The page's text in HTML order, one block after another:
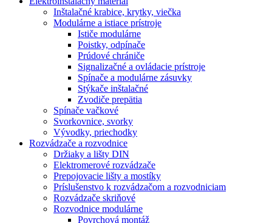
Inštalačné krabice, krytky, viečka
Modulárne a istiace prístroje
Ističe modulárne
Poistky, odpínače
Prúdové chrániče
Signalizačné a ovládacie prístroje
Spínače a modulárne zásuvky
Stýkače inštalačné
Zvodiče prepätia
Spínače vačkové
Svorkovnice, svorky
Vývodky, priechodky
Rozvádzače a rozvodnice
Držiaky a lišty DIN
Elektromerové rozvádzače
Prepojovacie lišty a mostíky
Príslušenstvo k rozvádzačom a rozvodniciam
Rozvádzače skriňové
Rozvodnice modulárne
Povrchová montáž